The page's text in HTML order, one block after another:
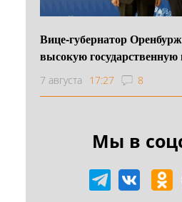
Вице-губернатор
высокую государственную
7 августа 17:27 8
Мы в